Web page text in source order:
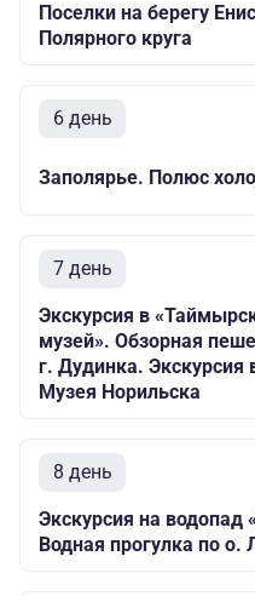
Поселки на берегу
Полярного круга
6 день
Заполярье. Полюс
7 день
Экскурсия в
музей». Обзорная
г. Дудинка. Экскурсия
Музея Норильска
8 день
Экскурсия на
Водная прогулка по о.